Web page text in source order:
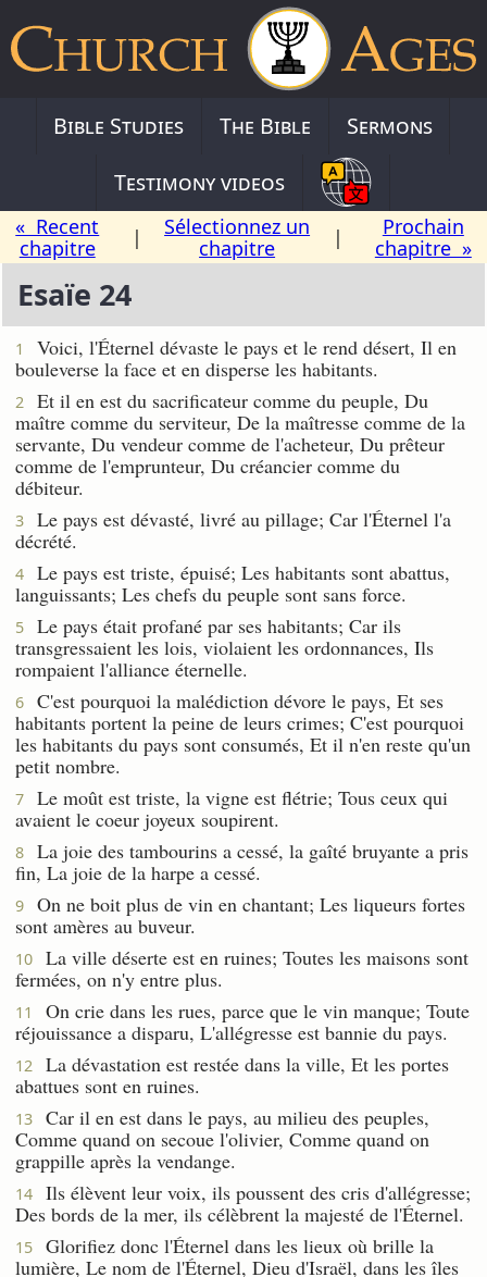
Bible Studies The Bible
Sermons
Testimony videos
« Recent
chapitre
|
Sélectionnez un
chapitre
|
Prochain
chapitre »
Esaïe 24
1
Voici, l'Éternel dévaste le pays et le rend désert, Il en
bouleverse la face et en disperse les habitants.
2
Et il en est du sacrificateur comme du peuple, Du
maître comme du serviteur, De la maîtresse comme de la
servante, Du vendeur comme de l'acheteur, Du prêteur
comme de l'emprunteur, Du créancier comme du
débiteur.
3
Le pays est dévasté, livré au pillage; Car l'Éternel l'a
décrété.
4
Le pays est triste, épuisé; Les habitants sont abattus,
languissants; Les chefs du peuple sont sans force.
5
Le pays était profané par ses habitants; Car ils
transgressaient les lois, violaient les ordonnances, Ils
rompaient l'alliance éternelle.
6
C'est pourquoi la malédiction dévore le pays, Et ses
habitants portent la peine de leurs crimes; C'est pourquoi
les habitants du pays sont consumés, Et il n'en reste qu'un
petit nombre.
7
Le moût est triste, la vigne est flétrie; Tous ceux qui
avaient le coeur joyeux soupirent.
8
La joie des tambourins a cessé, la gaîté bruyante a pris
fin, La joie de la harpe a cessé.
9
On ne boit plus de vin en chantant; Les liqueurs fortes
sont amères au buveur.
10
La ville déserte est en ruines; Toutes les maisons sont
fermées, on n'y entre plus.
11
On crie dans les rues, parce que le vin manque; Toute
réjouissance a disparu, L'allégresse est bannie du pays.
12
La dévastation est restée dans la ville, Et les portes
abattues sont en ruines.
13
Car il en est dans le pays, au milieu des peuples,
Comme quand on secoue l'olivier, Comme quand on
grappille après la vendange.
14
Ils élèvent leur voix, ils poussent des cris d'allégresse;
Des bords de la mer, ils célèbrent la majesté de l'Éternel.
15
Glorifiez donc l'Éternel dans les lieux où brille la
lumière, Le nom de l'Éternel, Dieu d'Israël, dans les îles